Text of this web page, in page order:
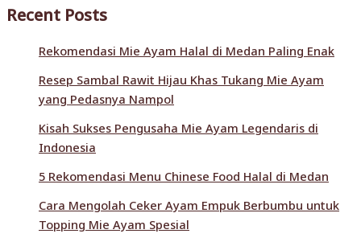
Recent Posts
Rekomendasi Mie Ayam Halal di Medan Paling Enak
Resep Sambal Rawit Hijau Khas Tukang Mie Ayam
yang Pedasnya Nampol
Kisah Sukses Pengusaha Mie Ayam Legendaris di
Indonesia
5 Rekomendasi Menu Chinese Food Halal di Medan
Cara Mengolah Ceker Ayam Empuk Berbumbu untuk
Topping Mie Ayam Spesial